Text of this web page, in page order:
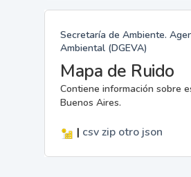
Secretaría de Ambiente.
Ambiental (DGEVA)
Mapa de Ruido
Contiene información sobre
Buenos Aires.
| csvzip otrojson